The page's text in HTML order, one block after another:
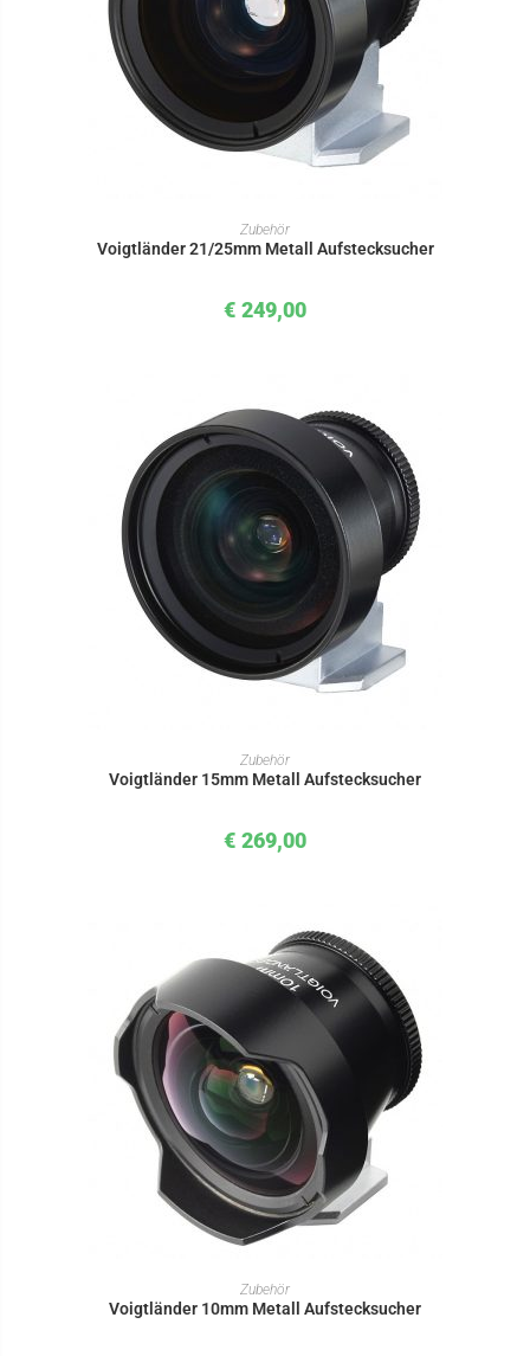
IN DEN WARENKORB
Zubehör
Voigtländer 21/25mm Metall Aufstecksucher
€ 249,00
IN DEN WARENKORB
Zubehör
Voigtländer 15mm Metall Aufstecksucher
€ 269,00
IN DEN WARENKORB
Zubehör
Voigtländer 10mm Metall Aufstecksucher